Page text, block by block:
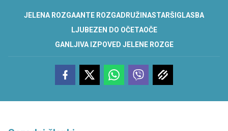
JELENA ROZGAANTE ROZGADRUŽINASTARŠI GLASBA
LJUBEZEN DO OČETAOČE
GANLJIVA IZPOVED JELENE ROZGE